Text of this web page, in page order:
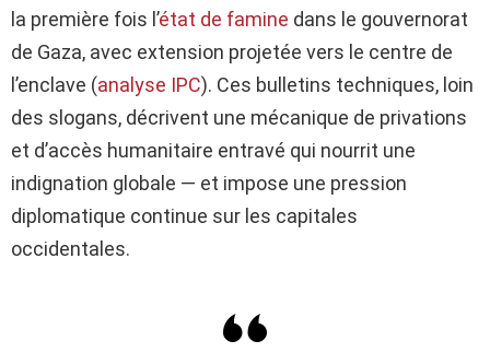
la première fois l’état de famine dans le gouvernorat
de Gaza, avec extension projetée vers le centre de
l’enclave (analyse IPC). Ces bulletins techniques, loin
des slogans, décrivent une mécanique de privations
et d’accès humanitaire entravé qui nourrit une
indignation globale — et impose une pression
diplomatique continue sur les capitales
occidentales.